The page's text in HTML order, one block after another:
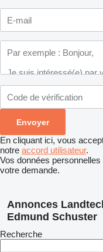
En cliquant ici, vous
notre accord utilisateur.
Vos données
votre demande.
Annonces
Edmund Schuster
Recherche